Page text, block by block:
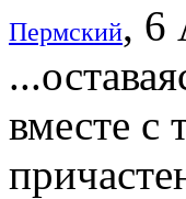
Пермский, 6
вместе с